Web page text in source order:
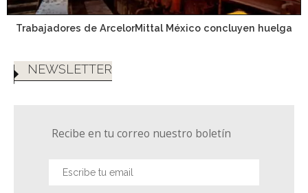
Trabajadores de ArcelorMittal México concluyen huelga
NEWSLETTER
Recibe en tu correo nuestro boletín